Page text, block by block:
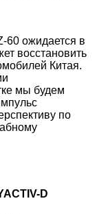
60 ожидается в
восстановить
Китая.
мы будем
по
D